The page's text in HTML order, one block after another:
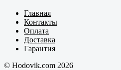
Главная
Контакты
Оплата
Доставка
Гарантия
© Hodovik.com 2026